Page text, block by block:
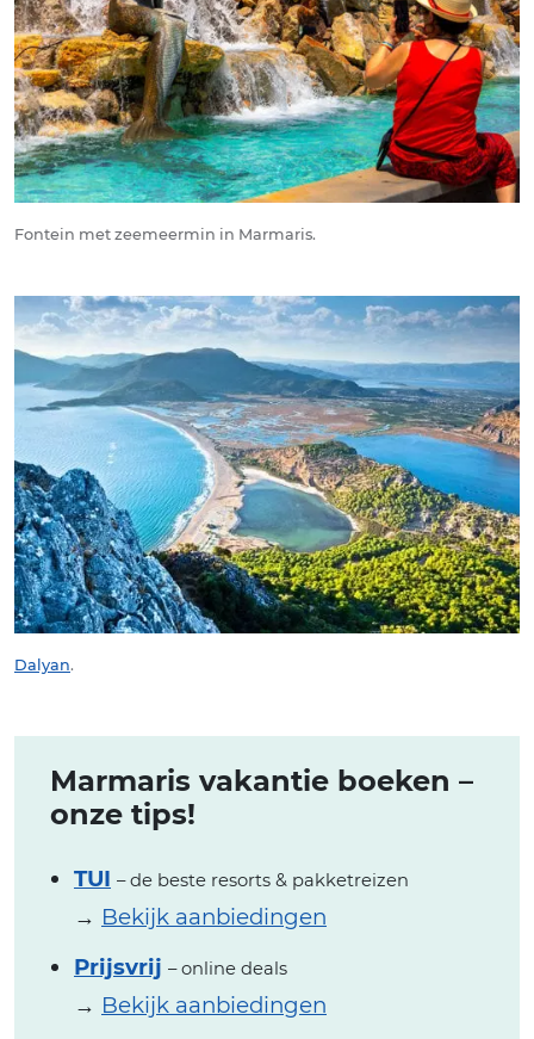
Fontein met zeemeermin in Marmaris.
Dalyan.
Marmaris vakantie boeken –
onze tips!
TUI – de beste resorts & pakketreizen
→ Bekijk aanbiedingen
Prijsvrij – online deals
→ Bekijk aanbiedingen